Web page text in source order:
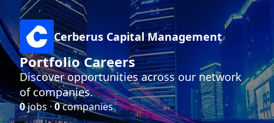
Cerberus Capital Management
Portfolio Careers
Discover opportunities across our network
of companies.
0jobs ·0companies